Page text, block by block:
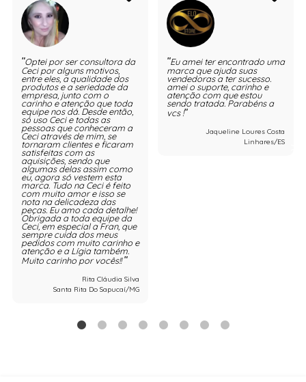
Optei por ser consultora da
Ceci por alguns motivos,
entre eles, a qualidade dos
produtos e a seriedade da
empresa, junto com o
carinho e atenção que toda
equipe nos dá. Desde então,
só uso Ceci e todas as
pessoas que conheceram a
Ceci através de mim, se
tornaram clientes e ficaram
satisfeitas com as
aquisições, sendo que
algumas delas assim como
eu, agora só vestem esta
marca. Tudo na Ceci é feito
com muito amor e isso se
nota na delicadeza das
peças. Eu amo cada detalhe!
Obrigada a toda equipe da
Ceci, em especial a Fran, que
sempre cuida dos meus
pedidos com muito carinho e
atenção e a Lígia também.
Muito carinho por vocês!!
Rita Cláudia Silva
Santa Rita Do Sapucaí/MG
Eu amei ter encontrado uma
marca que ajuda suas
vendedoras a ter sucesso.
amei o suporte, carinho e
atenção com que estou
sendo tratada. Parabéns a
vcs !
Jaqueline Loures Costa
Linhares/ES